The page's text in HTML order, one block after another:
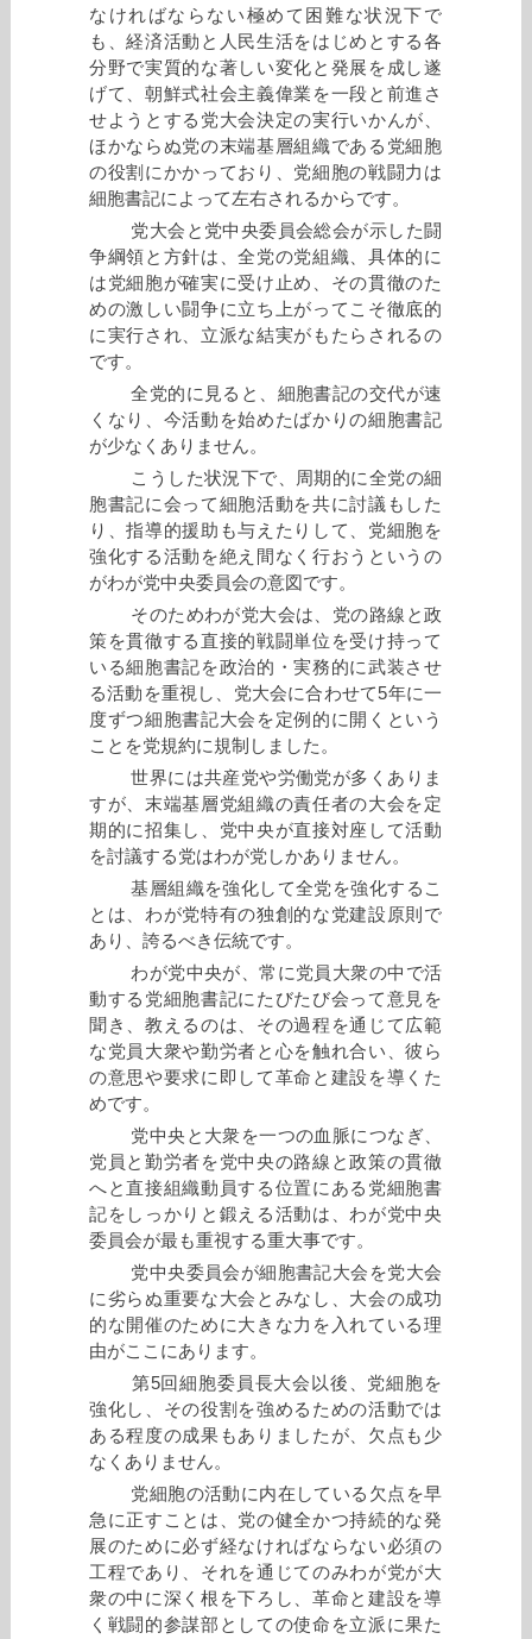
なければならない極めて困難な状況下で
も、経済活動と人民生活をはじめとする各
分野で実質的な著しい変化と発展を成し遂
げて、朝鮮式社会主義偉業を一段と前進さ
せようとする党大会決定の実行いかんが、
ほかならぬ党の末端基層組織である党細胞
の役割にかかっており、党細胞の戦闘力は
細胞書記によって左右されるからです。
党大会と党中央委員会総会が示した闘
争綱領と方針は、全党の党組織、具体的に
は党細胞が確実に受け止め、その貫徹のた
めの激しい闘争に立ち上がってこそ徹底的
に実行され、立派な結実がもたらされるの
です。
全党的に見ると、細胞書記の交代が速
くなり、今活動を始めたばかりの細胞書記
が少なくありません。
こうした状況下で、周期的に全党の細
胞書記に会って細胞活動を共に討議もした
り、指導的援助も与えたりして、党細胞を
強化する活動を絶え間なく行おうというの
がわが党中央委員会の意図です。
そのためわが党大会は、党の路線と政
策を貫徹する直接的戦闘単位を受け持って
いる細胞書記を政治的・実務的に武装させ
る活動を重視し、党大会に合わせて5年に一
度ずつ細胞書記大会を定例的に開くという
ことを党規約に規制しました。
世界には共産党や労働党が多くありま
すが、末端基層党組織の責任者の大会を定
期的に招集し、党中央が直接対座して活動
を討議する党はわが党しかありません。
基層組織を強化して全党を強化するこ
とは、わが党特有の独創的な党建設原則で
あり、誇るべき伝統です。
わが党中央が、常に党員大衆の中で活
動する党細胞書記にたびたび会って意見を
聞き、教えるのは、その過程を通じて広範
な党員大衆や勤労者と心を触れ合い、彼ら
の意思や要求に即して革命と建設を導くた
めです。
党中央と大衆を一つの血脈につなぎ、
党員と勤労者を党中央の路線と政策の貫徹
へと直接組織動員する位置にある党細胞書
記をしっかりと鍛える活動は、わが党中央
委員会が最も重視する重大事です。
党中央委員会が細胞書記大会を党大会
に劣らぬ重要な大会とみなし、大会の成功
的な開催のために大きな力を入れている理
由がここにあります。
第5回細胞委員長大会以後、党細胞を
強化し、その役割を強めるための活動では
ある程度の成果もありましたが、欠点も少
なくありません。
党細胞の活動に内在している欠点を早
急に正すことは、党の健全かつ持続的な発
展のために必ず経なければならない必須の
工程であり、それを通じてのみわが党が大
衆の中に深く根を下ろし、革命と建設を導
く戦闘的参謀部としての使命を立派に果た